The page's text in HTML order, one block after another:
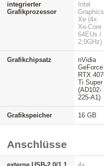
integrierter
Grafikprozessor
Intel
Graphics
Xe (4x
Xe-Core
64EUs /
2,0GHz)
Grafikchipsatz
nVidia
GeForce
RTX
Ti Super
(AD102-
225-A1)
Grafikspeicher 16 GB
Anschlüsse